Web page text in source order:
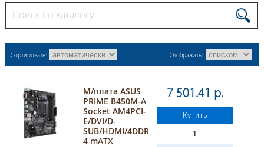
Сортировать: Отображать:
М/плата ASUS
PRIME B450M-A
Socket AM4PCI-
E/DVI/D-
SUB/HDMI/4DDR
4 mATX
7 501.41 р.
Купить